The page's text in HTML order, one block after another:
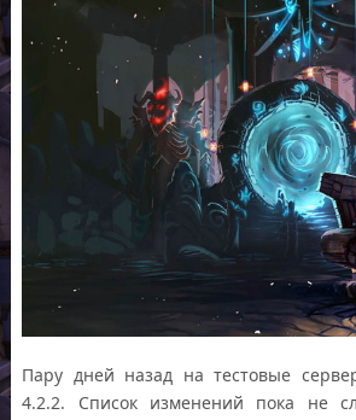
Пару дней назад на тестовые
4.2.2. Список изменений пока не